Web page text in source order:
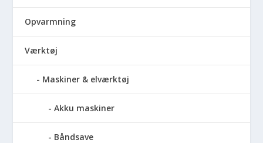
Opvarmning
Værktøj
Maskiner & elværktøj
Akku maskiner
Båndsave